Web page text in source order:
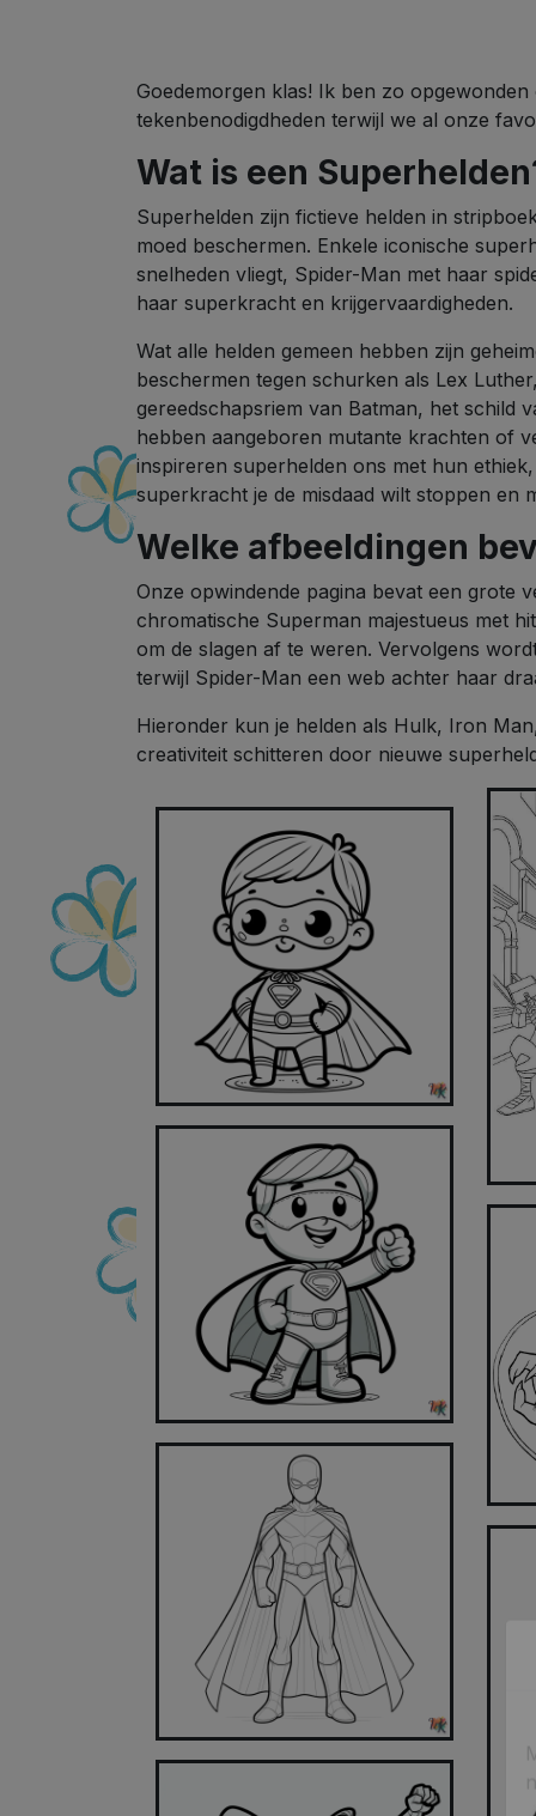
Goedemorgen klas! Ik ben zo
tekenbenodigdheden terwijl we al onze
Wat is een
Superhelden zijn fictieve helden in
moed beschermen. Enkele iconische
snelheden vliegt, Spider-Man met haar
haar superkracht en krijgervaardigheden.
Wat alle helden gemeen hebben zijn
beschermen tegen schurken als Lex
gereedschapsriem van Batman, het schild
hebben aangeboren mutante krachten of
inspireren superhelden ons met hun
superkracht je de misdaad wilt stoppen en
Welke afbeeldingen
Onze opwindende pagina bevat een grote
chromatische Superman majestueus met
om de slagen af ​​te weren. Vervolgens
terwijl Spider-Man een web achter haar
Hieronder kun je helden als Hulk, Iron
creativiteit schitteren door nieuwe